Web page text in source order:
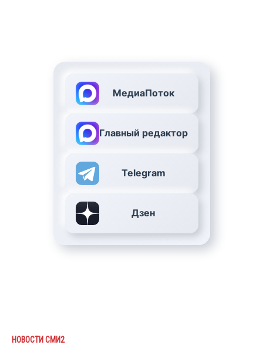
МедиаПоток
Главный редактор
Telegram
Дзен
НОВОСТИ СМИ2